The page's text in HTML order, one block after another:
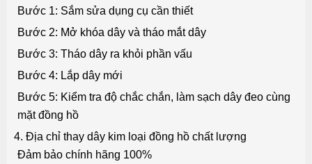
Bước 1: Sắm sửa dụng cụ cần thiết
Bước 2: Mở khóa dây và tháo mắt dây
Bước 3: Tháo dây ra khỏi phần vấu
Bước 4: Lắp dây mới
Bước 5: Kiểm tra độ chắc chắn, làm sạch dây đeo cùng
mặt đồng hồ
4. Địa chỉ thay dây kim loại đồng hồ chất lượng
Đảm bảo chính hãng 100%